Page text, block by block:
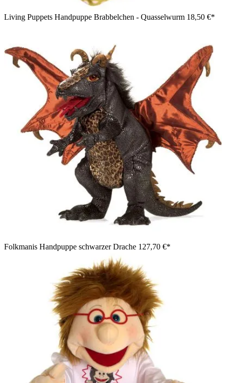
Living Puppets Handpuppe Brabbelchen - Quasselwurm 18,50 €*
Folkmanis Handpuppe schwarzer Drache 127,70 €*